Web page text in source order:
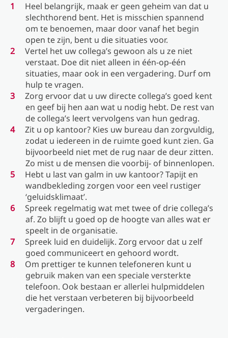
Heel belangrijk, maak er geen geheim van dat u
slechthorend bent. Het is misschien spannend
om te benoemen, maar door vanaf het begin
open te zijn, bent u die situaties voor.
Vertel het uw collega’s gewoon als u ze niet
verstaat. Doe dit niet alleen in één-op-één
situaties, maar ook in een vergadering. Durf om
hulp te vragen.
Zorg ervoor dat u uw directe collega’s goed kent
en geef bij hen aan wat u nodig hebt. De rest van
de collega’s leert vervolgens van hun gedrag.
Zit u op kantoor? Kies uw bureau dan zorgvuldig,
zodat u iedereen in de ruimte goed kunt zien. Ga
bijvoorbeeld niet met de rug naar de deur zitten.
Zo mist u de mensen die voorbij- of binnenlopen.
Hebt u last van galm in uw kantoor? Tapijt en
wandbekleding zorgen voor een veel rustiger
‘geluidsklimaat’.
Spreek regelmatig wat met twee of drie collega’s
af. Zo blijft u goed op de hoogte van alles wat er
speelt in de organisatie.
Spreek luid en duidelijk. Zorg ervoor dat u zelf
goed communiceert en gehoord wordt.
Om prettiger te kunnen telefoneren kunt u
gebruik maken van een speciale versterkte
telefoon. Ook bestaan er allerlei hulpmiddelen
die het verstaan verbeteren bij bijvoorbeeld
vergaderingen.